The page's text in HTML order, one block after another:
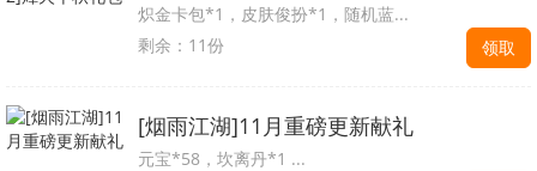
炽金卡包*1，皮肤俊扮*1，随机蓝...
剩余：11份
领取
[烟雨江湖]11月重磅更新献礼
元宝*58，坎离丹*1 ...